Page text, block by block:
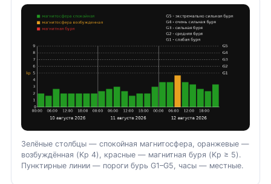
Зелёные столбцы — спокойная магнитосфера, оранжевые —
возбуждённая (Kp 4), красные — магнитная буря (Kp ≥ 5).
Пунктирные линии — пороги бурь G1–G5, часы — местные.